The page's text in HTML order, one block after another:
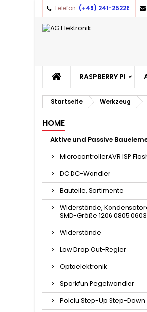
Telefon: (+49) 241-25226
RASPBERRY PI
Startseite Werkzeug
HOME
Aktive und Passive
MicrocontrollerAVR ISP
DC DC-Wandler
Bauteile, Sortimente
Widerstände,
SMD-Größe 1206 0805 0603
Widerstände
Low Drop Out-Regler
Optoelektronik
Sparkfun Pegelwandler
Pololu Step-Up Step-Down